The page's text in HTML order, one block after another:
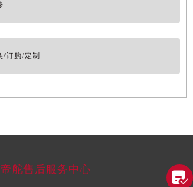
/订购/定制
舵售后服务中心
